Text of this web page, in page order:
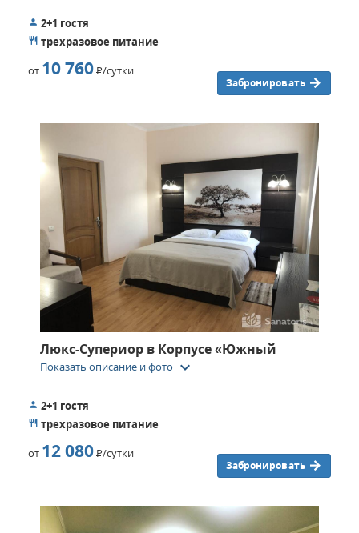
2+1 гостя
трехразовое питание
от 10 760Р/сутки
Забронировать
Люкс-Супериор в Корпусе «Южный
Показать описание и фото keyboard_arrow_down
2+1 гостя
трехразовое питание
от 12 080Р/сутки
Забронировать